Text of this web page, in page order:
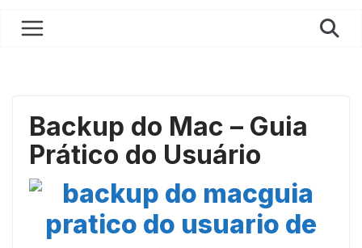
Backup do Mac – Guia
Prático do Usuário